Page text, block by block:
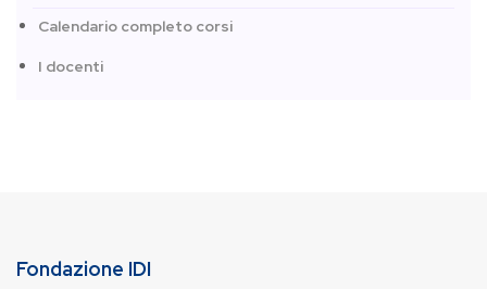
Calendario completo corsi
I docenti
Fondazione IDI